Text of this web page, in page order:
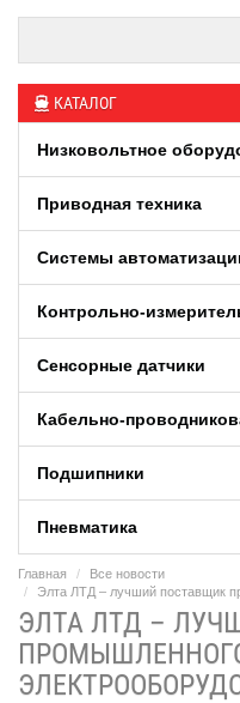
КАТАЛОГ
Низковольтное
Приводная техника
Системы
Контрольно-
Сенсорные датчики
Кабельно-
Подшипники
Пневматика
Главная
Все новости
Элта ЛТД – лучший поставщик
ЭЛТА ЛТД –